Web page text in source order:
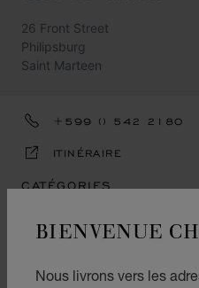
BIENVENUE
Nous livrons vers les
26 Front Street
Philipsburg
Saint Marteen
+599 () 542 2180
ITINÉRAIRE
CATÉGORIES
Montres